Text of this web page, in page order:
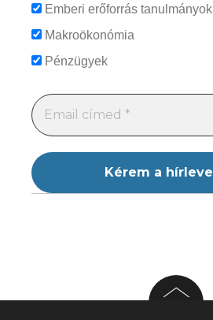
Emberi erőforrás tanulmányok
Makroökonómia
Pénzügyek